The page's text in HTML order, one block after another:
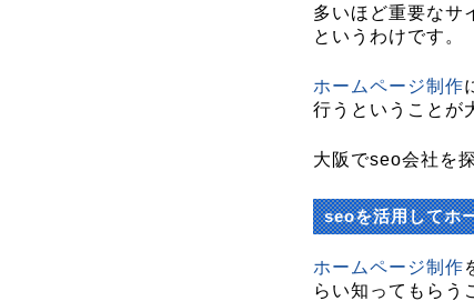
多いほど重要なサ
というわけです。
ホームページ制作
行うということが
大阪でseo会社を
seoを活用してホ
ホームページ制作
らい知ってもらう